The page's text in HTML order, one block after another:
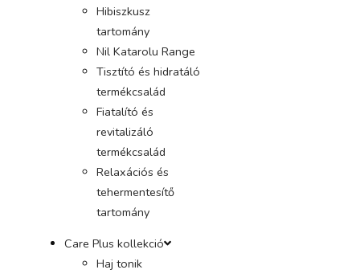
Hibiszkusz
tartomány
Nil Katarolu Range
Tisztító és hidratáló
termékcsalád
Fiatalító és
revitalizáló
termékcsalád
Relaxációs és
tehermentesítő
tartomány
Care Plus kollekció
Haj tonik